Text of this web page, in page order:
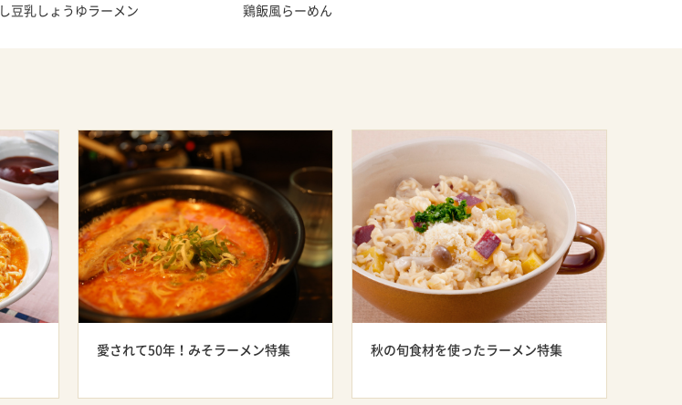
し豆乳しょうゆラーメン
鶏飯風らーめん
愛されて50年！みそラーメン特集 秋の旬食材を使ったラーメン特集